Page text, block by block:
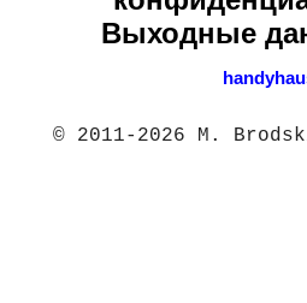
Выходные
© 2011-2026 M.